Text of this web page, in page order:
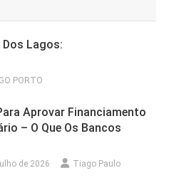
Dos Lagos:
PORTO
Aprovar Financiamento
– O Que Os Bancos
de 2026 Tiago Paulo